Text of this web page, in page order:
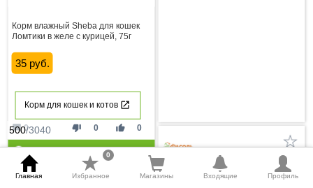
500/3040
Корм влажный Sheba для кошек
Ломтики в желе с курицей, 75г
35 руб.
Корм для кошек и котов
thumb_down 0 thumb_up 0
mode_comment 0
Акционные предложения
Главная Избранное
0
Магазины Входящие Профиль